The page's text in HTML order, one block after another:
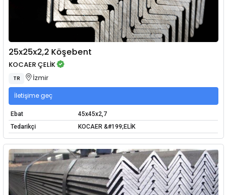
25x25x2,2 Köşebent
KOCAER ÇELİK
TR İzmir
İletişime geç
Ebat
45x45x2,7
Tedarikçi
KOCAER &#199;ELİK